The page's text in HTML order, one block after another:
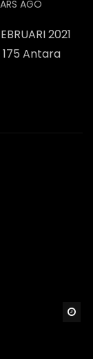
AGO
2021
175 Antara